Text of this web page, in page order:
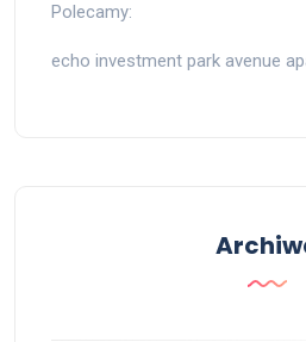
Polecamy:
echo investment park avenue